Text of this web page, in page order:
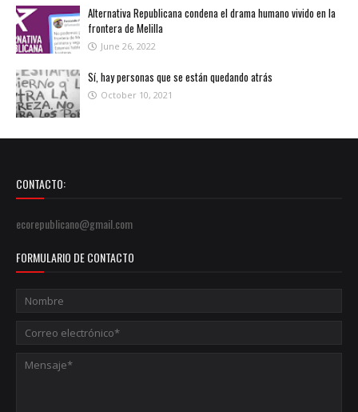
Alternativa Republicana condena el drama humano vivido en la
frontera de Melilla
June 26, 2022
Sí, hay personas que se están quedando atrás
October 10, 2021
CONTACTO:
ecorepublicano@gmail.com
FORMULARIO DE CONTACTO